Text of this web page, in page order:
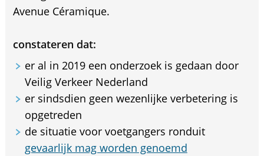
Avenue Céramique.
constateren dat:
er al in 2019 een onderzoek is gedaan door
Veilig Verkeer Nederland
er sindsdien geen wezenlijke verbetering is
opgetreden
de situatie voor voetgangers ronduit
gevaarlijk mag worden genoemd